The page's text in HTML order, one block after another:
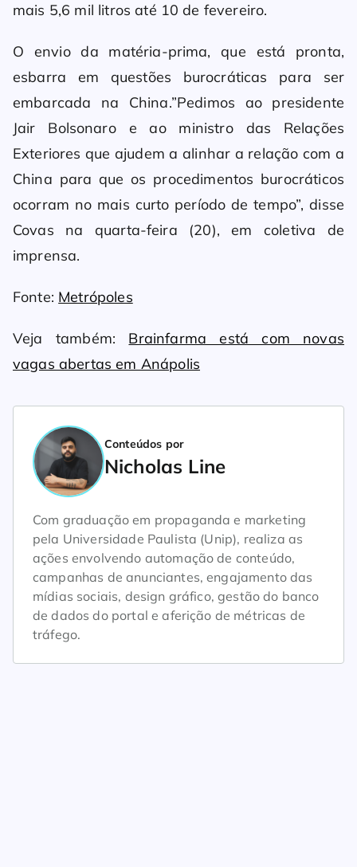
mais 5,6 mil litros até 10 de fevereiro.
O envio da matéria-prima, que está pronta,
esbarra em questões burocráticas para ser
embarcada na China.”Pedimos ao presidente
Jair Bolsonaro e ao ministro das Relações
Exteriores que ajudem a alinhar a relação com a
China para que os procedimentos burocráticos
ocorram no mais curto período de tempo”, disse
Covas na quarta-feira (20), em coletiva de
imprensa.
Fonte: Metrópoles
Veja também: Brainfarma está com novas
vagas abertas em Anápolis
Conteúdos por
Nicholas Line
Com graduação em propaganda e marketing
pela Universidade Paulista (Unip), realiza as
ações envolvendo automação de conteúdo,
campanhas de anunciantes, engajamento das
mídias sociais, design gráfico, gestão do banco
de dados do portal e aferição de métricas de
tráfego.